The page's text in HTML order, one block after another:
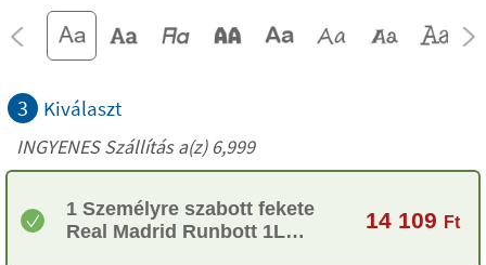
3 Kiválaszt
INGYENES Szállítás a(z) 6,999
1 Személyre szabott fekete
Real Madrid Runbott 1L
14 109 Ft